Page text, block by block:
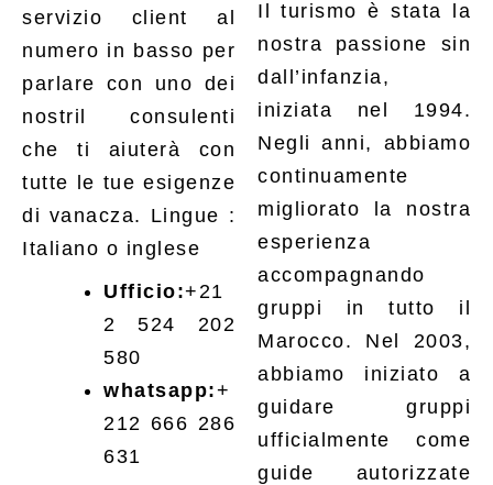
servizio client al
numero in basso per
parlare con uno dei
nostril consulenti
che ti aiuterà con
tutte le tue esigenze
di vanacza. Lingue :
Italiano o inglese
Ufficio:+21
2 524 202
580
whatsapp:+
212 666 286
631
Il turismo è stata la
nostra passione sin
dall’infanzia,
iniziata nel 1994.
Negli anni, abbiamo
continuamente
migliorato la nostra
esperienza
accompagnando
gruppi in tutto il
Marocco. Nel 2003,
abbiamo iniziato a
guidare gruppi
ufficialmente come
guide autorizzate